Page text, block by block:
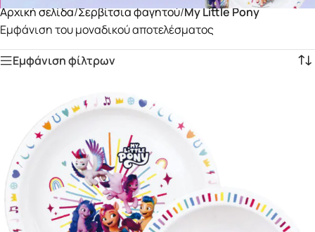
Αρχική σελίδα/Σερβίτσια φαγητού/My Little Pony
Εμφάνιση του μοναδικού αποτελέσματος
Εμφάνιση φίλτρων